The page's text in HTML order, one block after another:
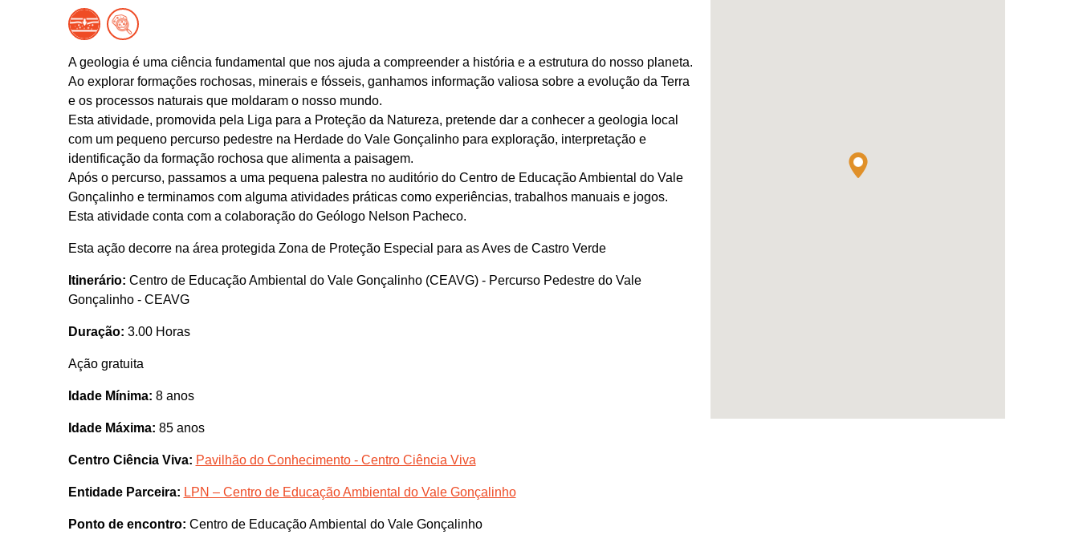
A geologia é uma ciência fundamental que nos ajuda a compreender a história e a estrutura do nosso planeta.
Ao explorar formações rochosas, minerais e fósseis, ganhamos informação valiosa sobre a evolução da Terra
e os processos naturais que moldaram o nosso mundo.
Esta atividade, promovida pela Liga para a Proteção da Natureza, pretende dar a conhecer a geologia local
com um pequeno percurso pedestre na Herdade do Vale Gonçalinho para exploração, interpretação e
identificação da formação rochosa que alimenta a paisagem.
Após o percurso, passamos a uma pequena palestra no auditório do Centro de Educação Ambiental do Vale
Gonçalinho e terminamos com alguma atividades práticas como experiências, trabalhos manuais e jogos.
Esta atividade conta com a colaboração do Geólogo Nelson Pacheco.
Esta ação decorre na área protegida Zona de Proteção Especial para as Aves de Castro Verde
Itinerário: Centro de Educação Ambiental do Vale Gonçalinho (CEAVG) - Percurso Pedestre do Vale
Gonçalinho - CEAVG
Duração: 3.00 Horas
Ação gratuita
Idade Mínima: 8 anos
Idade Máxima: 85 anos
Centro Ciência Viva: Pavilhão do Conhecimento - Centro Ciência Viva
Entidade Parceira: LPN – Centro de Educação Ambiental do Vale Gonçalinho
Ponto de encontro: Centro de Educação Ambiental do Vale Gonçalinho